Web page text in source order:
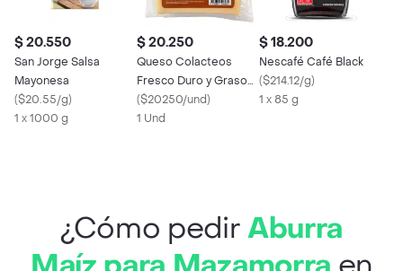
$ 20.550
San Jorge Salsa
Mayonesa
($20.55/g)
1 x 1000 g
$ 20.250
Queso Colacteos
Fresco Duro y Graso
(500 Gr)
($20250/und)
1 Und
$ 18.200
Nescafé Café Black
($214.12/g)
1 x 85 g
¿Cómo pedirAburra